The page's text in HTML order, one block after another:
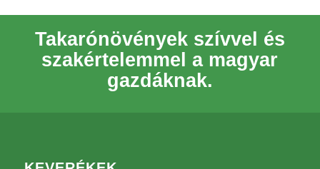
Takarónövények szívvel és
szakértelemmel a magyar
gazdáknak.